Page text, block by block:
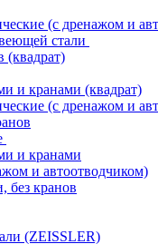
(с дренажом и
стали
(квадрат)
и кранами (квадрат)
(с дренажом и
и кранами
и автоотводчиком)
без кранов
(ZEISSLER)